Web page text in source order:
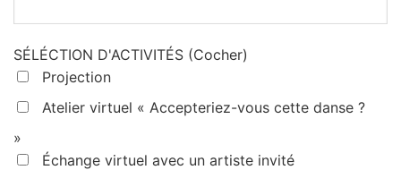
SÉLÉCTION D'ACTIVITÉS (Cocher)
Projection
Atelier virtuel « Accepteriez-vous cette danse ?
»
Échange virtuel avec un artiste invité